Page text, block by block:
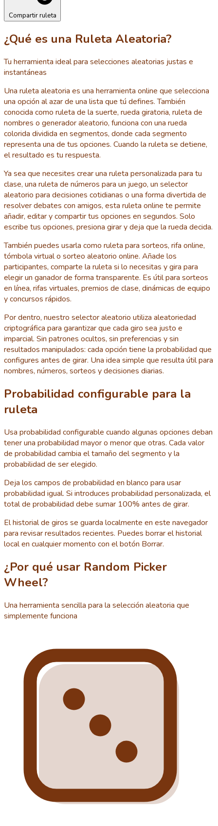
Compartir ruleta
¿Qué es una Ruleta Aleatoria?
Tu herramienta ideal para selecciones aleatorias justas e
instantáneas
Una ruleta aleatoria es una herramienta online que selecciona
una opción al azar de una lista que tú defines. También
conocida como ruleta de la suerte, rueda giratoria, ruleta de
nombres o generador aleatorio, funciona con una rueda
colorida dividida en segmentos, donde cada segmento
representa una de tus opciones. Cuando la ruleta se detiene,
el resultado es tu respuesta.
Ya sea que necesites crear una ruleta personalizada para tu
clase, una ruleta de números para un juego, un selector
aleatorio para decisiones cotidianas o una forma divertida de
resolver debates con amigos, esta ruleta online te permite
añadir, editar y compartir tus opciones en segundos. Solo
escribe tus opciones, presiona girar y deja que la rueda decida.
También puedes usarla como ruleta para sorteos, rifa online,
tómbola virtual o sorteo aleatorio online. Añade los
participantes, comparte la ruleta si lo necesitas y gira para
elegir un ganador de forma transparente. Es útil para sorteos
en línea, rifas virtuales, premios de clase, dinámicas de equipo
y concursos rápidos.
Por dentro, nuestro selector aleatorio utiliza aleatoriedad
criptográfica para garantizar que cada giro sea justo e
imparcial. Sin patrones ocultos, sin preferencias y sin
resultados manipulados: cada opción tiene la probabilidad que
configures antes de girar. Una idea simple que resulta útil para
nombres, números, sorteos y decisiones diarias.
Probabilidad configurable para la
ruleta
Usa probabilidad configurable cuando algunas opciones deban
tener una probabilidad mayor o menor que otras. Cada valor
de probabilidad cambia el tamaño del segmento y la
probabilidad de ser elegido.
Deja los campos de probabilidad en blanco para usar
probabilidad igual. Si introduces probabilidad personalizada, el
total de probabilidad debe sumar 100% antes de girar.
El historial de giros se guarda localmente en este navegador
para revisar resultados recientes. Puedes borrar el historial
local en cualquier momento con el botón Borrar.
¿Por qué usar Random Picker
Wheel?
Una herramienta sencilla para la selección aleatoria que
simplemente funciona